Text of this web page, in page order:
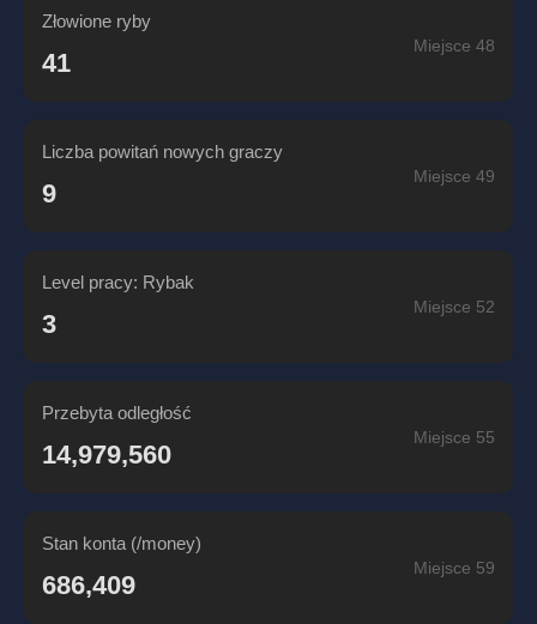
Złowione ryby
41
Miejsce 48
Liczba powitań nowych graczy
9
Miejsce 49
Level pracy: Rybak
3
Miejsce 52
Przebyta odległość
14,979,560
Miejsce 55
Stan konta (/money)
686,409
Miejsce 59